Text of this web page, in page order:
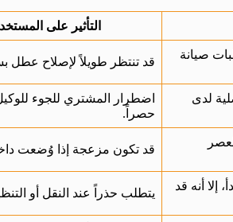
التأثير على
صيانة
قد تنتظر طويلاً لإصلاح عطل
لدى
اضطرار المشتري للجوء
حصراً.
قد تكون مزعجة إذا وُضعت
إلا أنه قد
يتطلب حذراً عند النقل أو